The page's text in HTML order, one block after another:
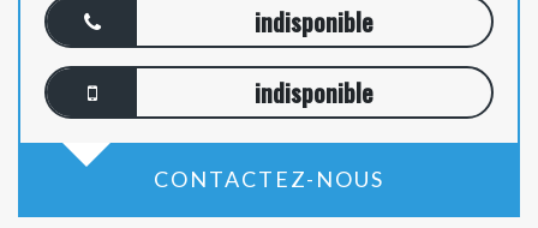
indisponible
indisponible
CONTACTEZ-NOUS